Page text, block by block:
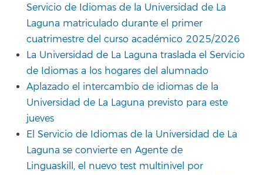
Servicio de Idiomas de la Universidad de La
Laguna matriculado durante el primer
cuatrimestre del curso académico 2025/2026
La Universidad de La Laguna traslada el Servicio
de Idiomas a los hogares del alumnado
Aplazado el intercambio de idiomas de la
Universidad de La Laguna previsto para este
jueves
El Servicio de Idiomas de la Universidad de La
Laguna se convierte en Agente de
Linguaskill, el nuevo test multinivel por